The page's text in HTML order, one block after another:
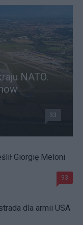
NATO.
33
Giorgię Meloni
93
dla armii USA